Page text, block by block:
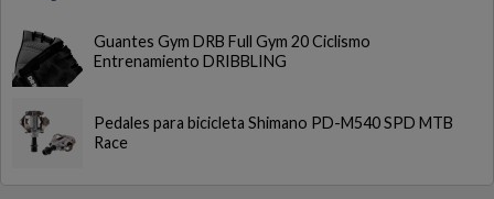
Guantes Gym DRB Full Gym 20 Ciclismo
Entrenamiento DRIBBLING
Pedales para bicicleta Shimano PD-M540 SPD MTB
Race